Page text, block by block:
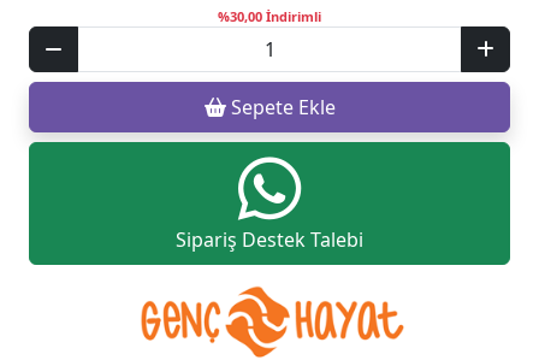
%30,00 İndirimli
Sepete Ekle
Sipariş Destek Talebi